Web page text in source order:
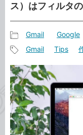
ス）はフィルタ
事
カ
テ
ゴ
リ
Gmail Google
事
タ
グ
Gmail Tips